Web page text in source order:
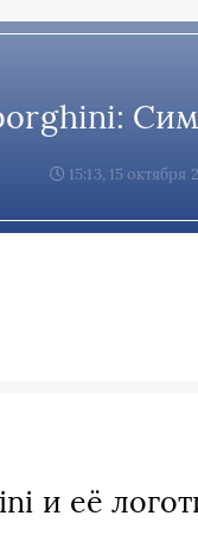
15:13, 15 октября
и её